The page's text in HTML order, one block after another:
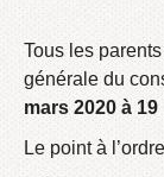
Tous les
générale du
mars 2020 à
Le point à